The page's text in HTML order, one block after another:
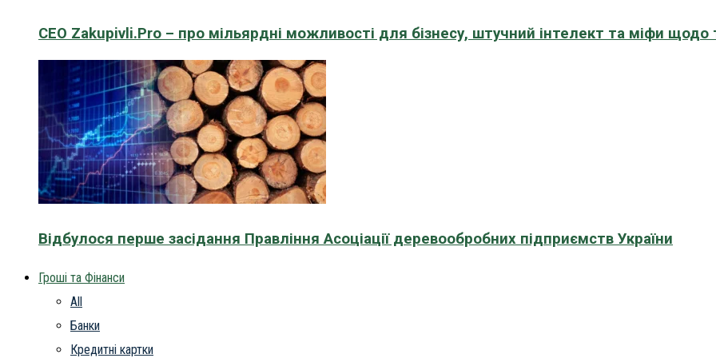
CEO Zakupivli.Pro – про мільярдні можливості для бізнесу, штучний інтелект та міфи щодо
Відбулося перше засідання Правління Асоціації деревообробних підприємств України
Гроші та Фінанси
All
Банки
Кредитні картки